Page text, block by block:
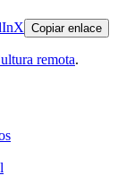
X Copiar enlace
remota.